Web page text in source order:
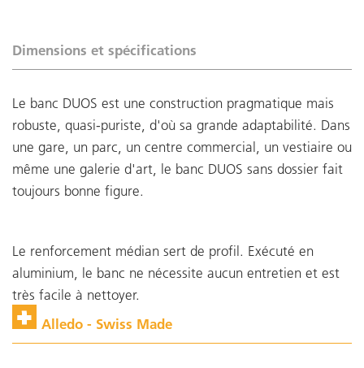
Dimensions et spécifications
Le banc DUOS est une construction pragmatique mais
robuste, quasi-puriste, d'où sa grande adaptabilité. Dans
une gare, un parc, un centre commercial, un vestiaire ou
même une galerie d'art, le banc DUOS sans dossier fait
toujours bonne figure.
Le renforcement médian sert de profil. Exécuté en
aluminium, le banc ne nécessite aucun entretien et est
très facile à nettoyer.
Alledo - Swiss Made